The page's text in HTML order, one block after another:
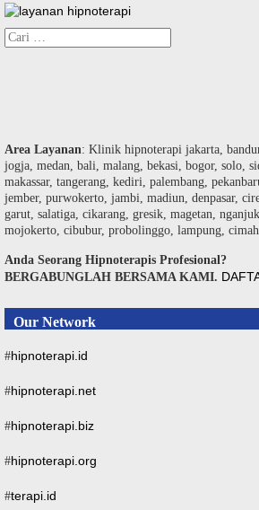
Cari
untuk:
Area Layanan: Klinik hipnoterapi jakarta,
jogja, medan, bali, malang, bekasi, bogor, solo,
makassar, tangerang, kediri, palembang,
jember, purwokerto, jambi, madiun, denpasar,
garut, salatiga, cikarang, gresik, magetan,
mojokerto, cibubur, probolinggo, lampung,
Anda Seorang Hipnoterapis Profesional?
BERGABUNGLAH BERSAMA KAMI.
Our Network
#hipnoterapi.id
#hipnoterapi.net
#hipnoterapi.biz
#hipnoterapi.org
#terapi.id